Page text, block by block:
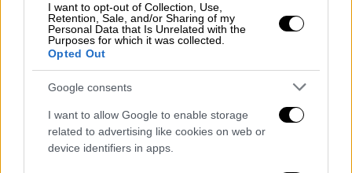
I want to opt-out of Collection, Use,
Retention, Sale, and/or Sharing of my
Personal Data that Is Unrelated with the
Purposes for which it was collected.
Opted Out
Google consents
I want to allow Google to enable storage
related to advertising like cookies on web or
device identifiers in apps.
🟠 Πολύ υψηλός κίνδυνος 4️⃣ σε:
📍#Αττική& νότια#Εύβοια
📍#Λέσβο
#Ικαρία
📍#Κρήτη
🟡 Υψηλός κίνδυνος 3️⃣ σε αρκετές
περιοχές